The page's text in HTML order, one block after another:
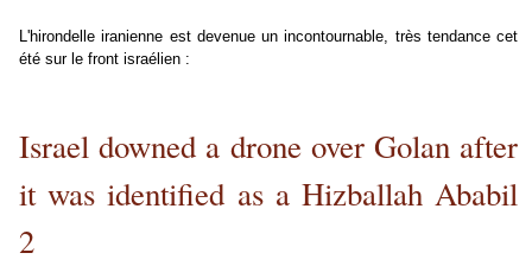
L'hirondelle iranienne est devenue un incontournable, très tendance cet
été sur le front israélien :
Israel downed a drone over Golan after
it was identified as a Hizballah Ababil
2